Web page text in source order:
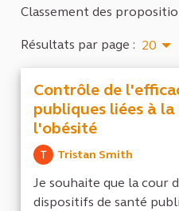
Classement des
Résultats par page : 20
Contrôle de
publiques liées à
l'obésité
Tristan Smith
Je souhaite que la cour
dispositifs de santé